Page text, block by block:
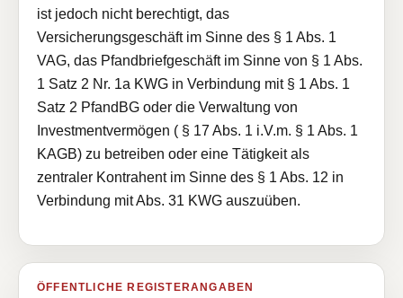
ist jedoch nicht berechtigt, das
Versicherungsgeschäft im Sinne des § 1 Abs. 1
VAG, das Pfandbriefgeschäft im Sinne von § 1 Abs.
1 Satz 2 Nr. 1a KWG in Verbindung mit § 1 Abs. 1
Satz 2 PfandBG oder die Verwaltung von
Investmentvermögen ( § 17 Abs. 1 i.V.m. § 1 Abs. 1
KAGB) zu betreiben oder eine Tätigkeit als
zentraler Kontrahent im Sinne des § 1 Abs. 12 in
Verbindung mit Abs. 31 KWG auszuüben.
ÖFFENTLICHE REGISTERANGABEN